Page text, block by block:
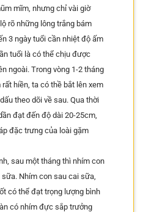
mĩm, nhưng chỉ vài giờ
rõ những lông trắng bám
3 ngày tuổi cần nhiệt độ ấm
tuổi là có thể chịu được
ngoài. Trong vòng 1-2 tháng
hiền, ta có thề bắt lên xem
theo dõi về sau. Qua thời
đạt đến độ dài 20-25cm,
đặc trưng của loài gặm
sau một tháng thì nhím con
Nhím con sau cai sữa,
có thể đạt trọng lượng bình
có nhím đực sắp trưởng